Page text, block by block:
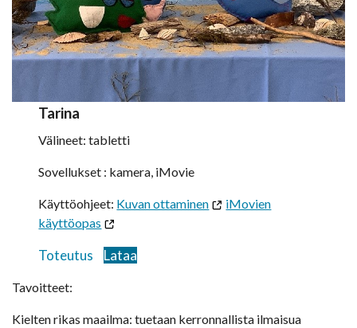
Tarina
Välineet: tabletti
Sovellukset : kamera, iMovie
Käyttöohjeet: Kuvan ottaminen
iMovien
käyttöopas
Toteutus Lataa
Tavoitteet:
Kielten rikas maailma: tuetaan kerronnallista ilmaisua